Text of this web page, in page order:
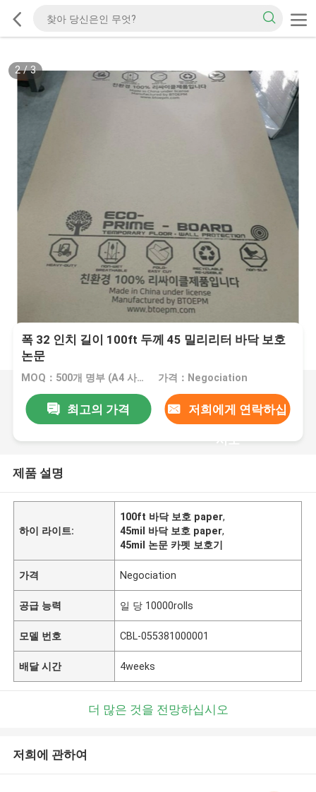
2/3
폭 32 인치 길이 100ft 두께 45 밀리리터 바닥 보호
논문
MOQ：500개 명부 (A4 사이즈 무료샘플) 가격：Negociation
최고의 가격 저희에게 연락하십
시오
제품 설명
하이 라이트:
100ft 바닥 보호 paper,
45mil 바닥 보호 paper,
45mil 논문 카펫 보호기
가격 Negociation
공급 능력 일 당 10000rolls
모델 번호 CBL-055381000001
배달 시간 4weeks
더 많은 것을 전망하십시오
저희에 관하여